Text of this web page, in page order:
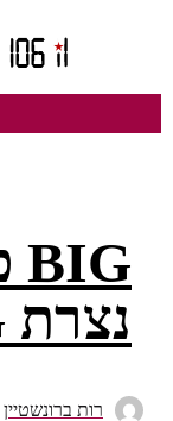
נצרת BIG חגיגה
רות ברונשטיין